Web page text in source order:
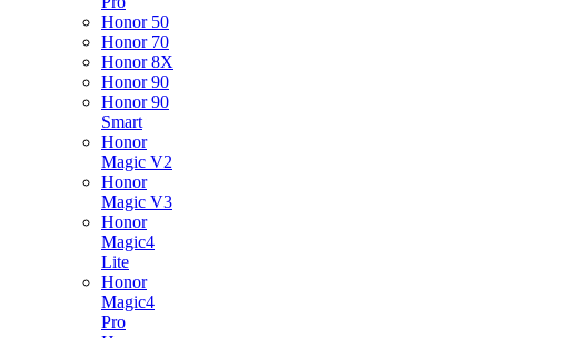
Honor 50
Honor 70
Honor 8X
Honor 90
Honor 90
Smart
Honor
Magic V2
Honor
Magic V3
Honor
Magic4
Lite
Honor
Magic4
Pro